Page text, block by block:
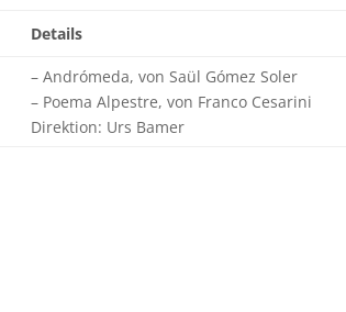
Details
– Andrómeda, von Saül Gómez Soler
– Poema Alpestre, von Franco Cesarini
Direktion: Urs Bamer